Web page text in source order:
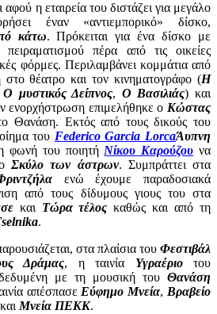
η εταιρεία του διστάζει για μεγάλο
έναν «αντιεμπορικό» δίσκο,
κάτω. Πρόκειται για ένα δίσκο με
πέρα από τις οικείες
φόρμες. Περιλαμβάνει κομμάτια από
στο θέατρο και τον κινηματογράφο (Η
Ο μυστικός Δείπνος, Ο Βασιλιάς) και
ενορχήστρωση επιμελήθηκε ο Κώστας
Θανάση. Εκτός από τους δικούς του
του Federico Garcia LorcaΆυπνη
φωνή του ποιητή Νίκου Καρούζου να
Σκύλο των άστρων. Συμπράττει στα
ενώ έχουμε παραδοσιακά
από τους δίδυμους γιους του στα
και Τώρα τέλος καθώς και από τη
.
στα πλαίσια του Φεστιβάλ
Δράμας, η ταινία Υγραέριοτου
με τη μουσική του Θανάση
απέσπασε Εύφημο Μνεία, Βραβείο
Μνεία ΠΕΚΚ.